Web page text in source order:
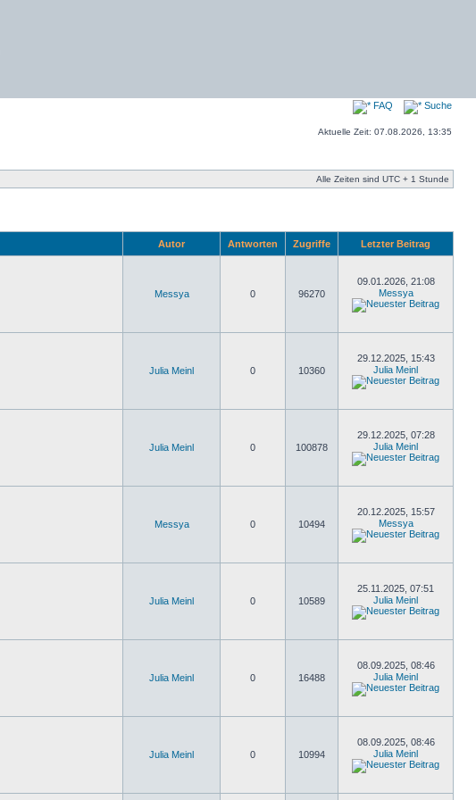
FAQ Suche
Aktuelle Zeit: 07.08.2026, 13:35
Alle Zeiten sind UTC + 1 Stunde
Autor Antworten Zugriffe Letzter Beitrag
Messya 0 96270
09.01.2026, 21:08
Messya
Julia Meinl 0 10360
29.12.2025, 15:43
Julia Meinl
Julia Meinl 0 100878
29.12.2025, 07:28
Julia Meinl
Messya 0 10494
20.12.2025, 15:57
Messya
Julia Meinl 0 10589
25.11.2025, 07:51
Julia Meinl
Julia Meinl 0 16488
08.09.2025, 08:46
Julia Meinl
Julia Meinl 0 10994
08.09.2025, 08:46
Julia Meinl